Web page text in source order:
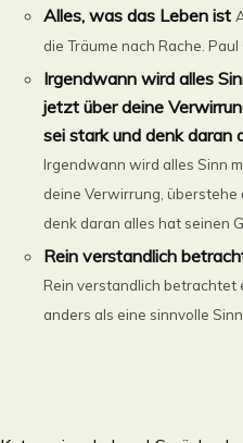
Alles, was das Leben ist
die Träume nach Rache. Paul
Irgendwann wird alles
jetzt über deine
sei stark und denk daran
Irgendwann wird alles Sinn
deine Verwirrung, überstehe
denk daran alles hat seinen
Rein verstandlich
Rein verstandlich betrachtet
anders als eine sinnvolle